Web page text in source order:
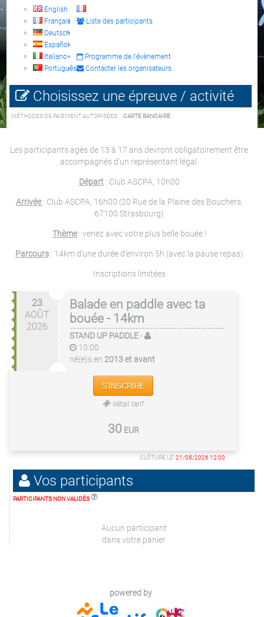
English
Français
Deutsch
Español
Italiano
Português
Liste des participants
Programme de l'évènement
Contacter les organisateurs
Choisissez une épreuve / activité
MÉTHODES DE PAIEMENT AUTORISÉES : CARTE BANCAIRE
Les participants agés de 13 à 17 ans devront obligatoirement être
accompagnés d'un représentant légal.
Départ: Club ASCPA, 10h00
Arrivée : Club ASCPA, 16h00 (20 Rue de la Plaine des Bouchers,
67100 Strasbourg)
Thème: venez avec votre plus belle bouée !
Parcours: 14km d'une durée d'environ 5h (avec la pause repas)
Inscriptions limitées
23
AOÛT
2026
Balade en paddle avec ta
bouée - 14km
STAND UP PADDLE-
10:00
né(e)s en 2013 et avant
S'INSCRIRE
détail tarif
30 EUR
CLÔTURE LE:21/08/2026 12:00
Vos participants
PARTICIPANTS NON VALIDÉS
Aucun participant
dans votre panier
powered by